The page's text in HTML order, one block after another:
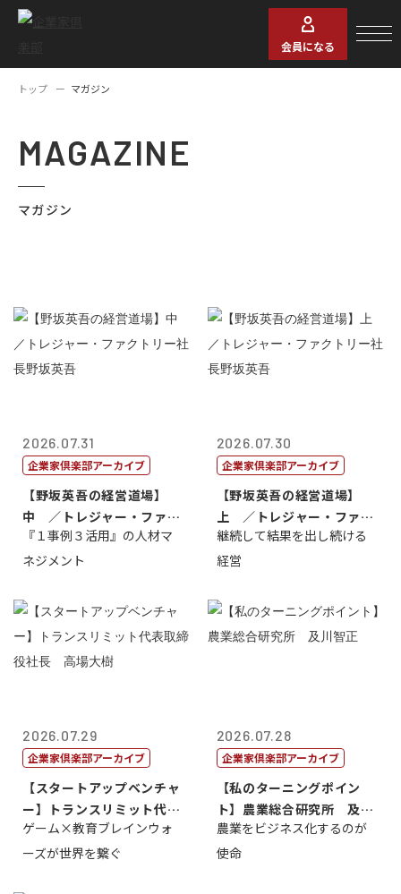
会員になる
トップ マガジン
MAGAZINE
マガジン
2026.07.31
企業家倶楽部アーカイブ
【野坂英吾の経営道場】
中 ／トレジャー・ファク
トリー社長野坂...
『１事例３活用』の人材マ
ネジメント
2026.07.30
企業家倶楽部アーカイブ
【野坂英吾の経営道場】
上 ／トレジャー・ファク
トリー社長野坂...
継続して結果を出し続ける
経営
2026.07.29
企業家倶楽部アーカイブ
【スタートアップベンチャ
ー】トランスリミット代表
取締役社長 ...
ゲーム×教育ブレインウォ
ーズが世界を繋ぐ
2026.07.28
企業家倶楽部アーカイブ
【私のターニングポイン
ト】農業総合研究所 及川
智正
農業をビジネス化するのが
使命